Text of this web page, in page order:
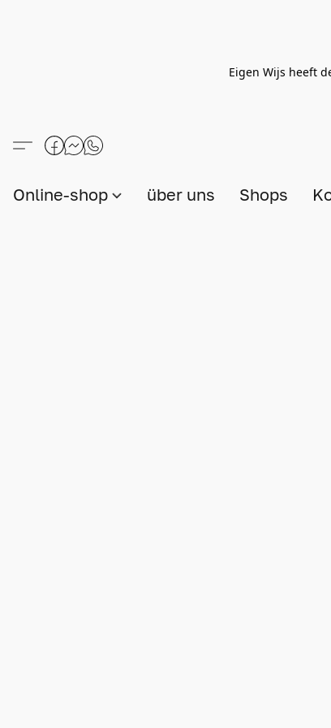
Eigen Wijs heeft
Online-shop über uns Shops